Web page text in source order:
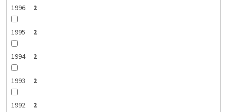
1996 2
1995 2
1994 2
1993 2
1992 2